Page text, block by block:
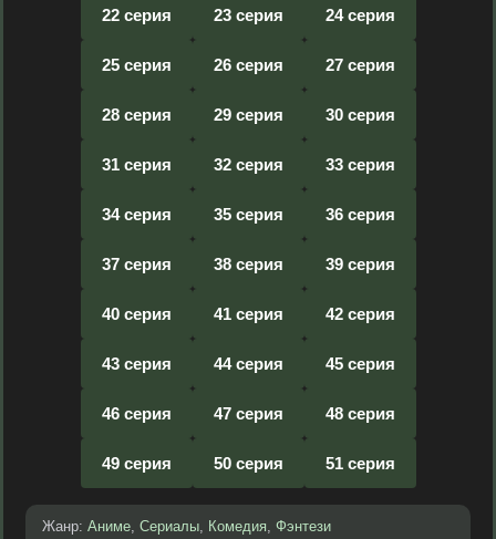
22 серия 23 серия 24 серия
25 серия 26 серия 27 серия
28 серия 29 серия 30 серия
31 серия 32 серия 33 серия
34 серия 35 серия 36 серия
37 серия 38 серия 39 серия
40 серия 41 серия 42 серия
43 серия 44 серия 45 серия
46 серия 47 серия 48 серия
49 серия 50 серия 51 серия
Жанр: Аниме, Сериалы, Комедия, Фэнтези